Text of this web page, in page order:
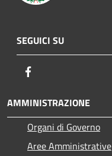
SEGUICI SU
AMMINISTRAZIONE
Organi di Governo
Aree Amministrative